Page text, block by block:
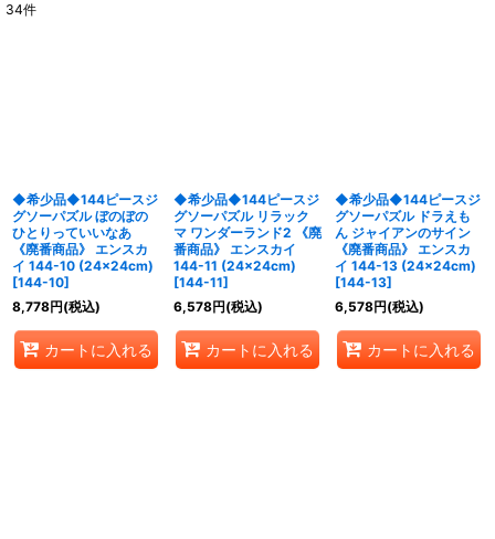
34件
◆希少品◆144ピースジ
グソーパズル ぼのぼの
ひとりっていいなあ
《廃番商品》 エンスカ
イ 144-10 (24×24cm)
[144-10]
8,778円(税込)
カートに入れる
◆希少品◆144ピースジ
グソーパズル リラック
マ ワンダーランド2 《廃
番商品》 エンスカイ
144-11 (24×24cm)
[144-11]
6,578円(税込)
カートに入れる
◆希少品◆144ピースジ
グソーパズル ドラえも
ん ジャイアンのサイン
《廃番商品》 エンスカ
イ 144-13 (24×24cm)
[144-13]
6,578円(税込)
カートに入れる